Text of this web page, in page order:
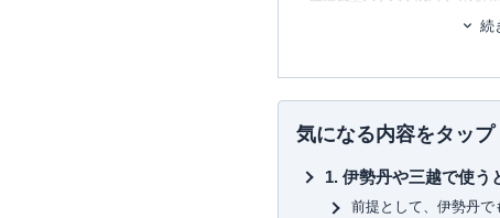
その後、証券会社にて営業・
現在は富裕層個人の資産設計
の提案・策定・サポート等を行
ナー講師や講演 を多数行う。
7日でマスターNISA&iDeCoが
図解即戦力 金融のしくみがこ
続
気になる内容をタップ
伊勢丹や三越で使う
前提として、伊勢丹で